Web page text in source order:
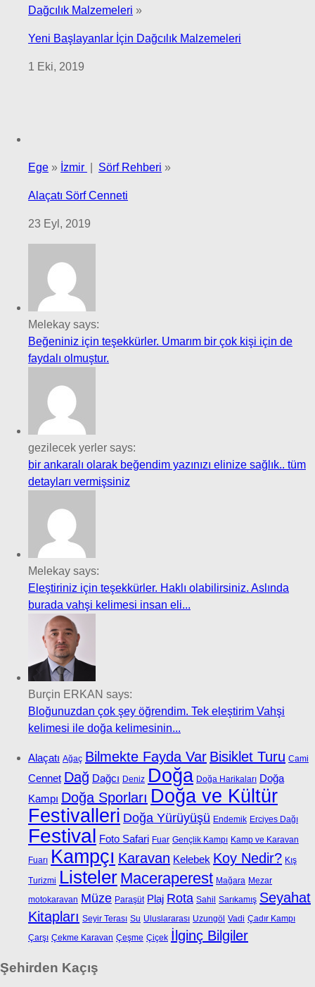
Dağcılık Malzemeleri »
Yeni Başlayanlar İçin Dağcılık Malzemeleri
1 Eki, 2019
Ege » İzmir Sörf Rehberi »
Alaçatı Sörf Cenneti
23 Eyl, 2019
Melekay says:
Beğeniniz için teşekkürler. Umarım bir çok kişi için de
faydalı olmuştur.
gezilecek yerler says:
bir ankaralı olarak beğendim yazınızı elinize sağlık.. tüm
detayları vermişsiniz
Melekay says:
Eleştiriniz için teşekkürler. Haklı olabilirsiniz. Aslında
burada vahşi kelimesi insan eli...
Burçin ERKAN says:
Bloğunuzdan çok şey öğrendim. Tek eleştirim Vahşi
kelimesi ile doğa kelimesinin...
Alaçatı Ağaç Bilmekte Fayda Var Bisiklet Turu Cami
Cennet Dağ Dağcı Deniz Doğa Doğa Harikaları Doğa
Kampı Doğa Sporları Doğa ve Kültür
Festivalleri Doğa Yürüyüşü Endemik Erciyes Dağı
Festival Foto Safari Fuar Gençlik Kampı Kamp ve Karavan
Fuarı Kampçı Karavan Kelebek Koy Nedir? Kış
Turizmi Listeler Maceraperest Mağara Mezar
motokaravan Müze Paraşüt Plaj Rota Sahil Sarıkamış Seyahat
Kitapları Seyir Terası Su Uluslararası Uzungöl Vadi Çadır Kampı
Çarşı Çekme Karavan Çeşme Çiçek İlginç Bilgiler
Şehirden Kaçış